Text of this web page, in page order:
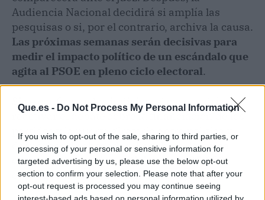
Que.es - Do Not Process My Personal Information
If you wish to opt-out of the sale, sharing to third parties, or
processing of your personal or sensitive information for
targeted advertising by us, please use the below opt-out
section to confirm your selection. Please note that after your
opt-out request is processed you may continue seeing
Audiencia Nacional decidirá si amplía las
pesquisas o si, por el contrario, archiva la causa.
Las próximas semanas serán decisivas para
medir el impacto político de un escándalo que
agita al PSOE en pleno ciclo electoral.
Si se confirman los indicios, el caso podría
reactivar el debate sobre la financiación de los
partidos y la puerta giratoria entre política y
despachos de abogados. Por ahora, la única
certeza es la citación judicial y los 125.000
euros que la Guardia Civil tiene bajo la lupa.